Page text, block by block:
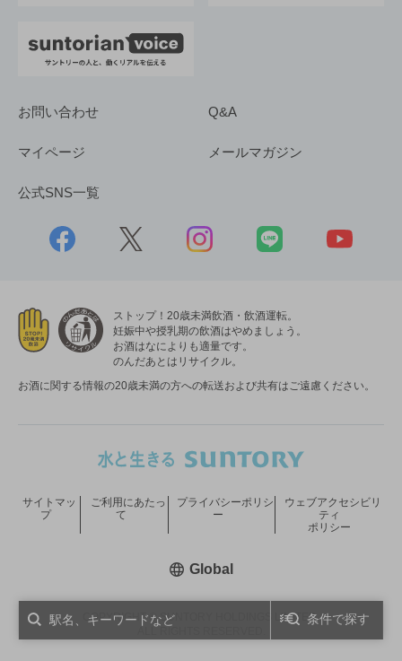
条件で探す
お問い合わせ Q&A
マイページ メールマガジン
公式SNS一覧
ストップ！20歳未満飲酒・飲酒運転。
妊娠中や授乳期の飲酒はやめましょう。
お酒はなによりも適量です。
のんだあとはリサイクル。
お酒に関する情報の20歳未満の方への転送および共有はご遠慮ください。
COPYRIGHT © SUNTORY HOLDINGS LIMITED.
サイトマッ
プ
ご利用にあたっ
て
プライバシーポリシ
ー
ウェブアクセシビリ
ティ
ポリシー
Global新しいウィンドウで開く